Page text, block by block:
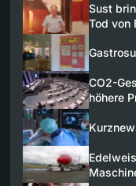
Sust
Tod von
CO2-
höhere